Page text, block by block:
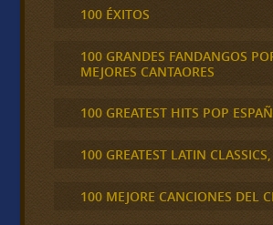
100 ÉXITOS
100 GRANDES FANDANGOS
MEJORES CANTAORES
100 GREATEST HITS POP
100 GREATEST LATIN CLASSICS,
100 MEJORE CANCIONES DEL